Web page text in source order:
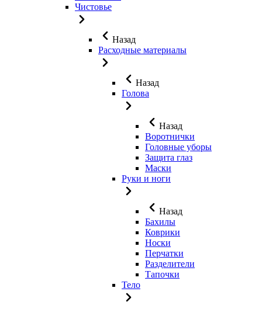
Чистовье
Назад
Расходные материалы
Назад
Голова
Назад
Воротнички
Головные уборы
Защита глаз
Маски
Руки и ноги
Назад
Бахилы
Коврики
Носки
Перчатки
Разделители
Тапочки
Тело